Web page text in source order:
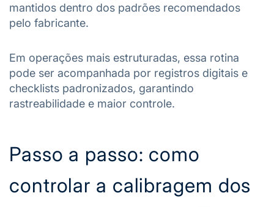
mantidos dentro dos padrões recomendados
pelo fabricante.
Em operações mais estruturadas, essa rotina
pode ser acompanhada por registros digitais e
checklists padronizados, garantindo
rastreabilidade e maior controle.
Passo a passo: como
controlar a calibragem dos